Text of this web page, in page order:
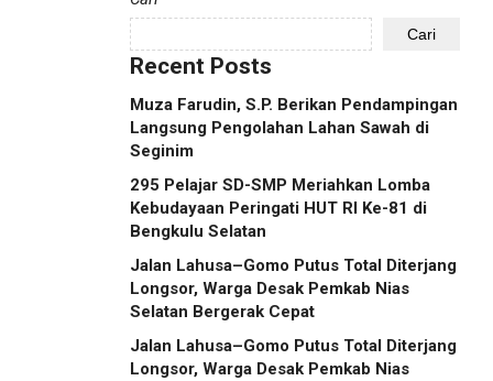
Cari
Recent Posts
Muza Farudin, S.P. Berikan Pendampingan
Langsung Pengolahan Lahan Sawah di
Seginim
295 Pelajar SD-SMP Meriahkan Lomba
Kebudayaan Peringati HUT RI Ke-81 di
Bengkulu Selatan
Jalan Lahusa–Gomo Putus Total Diterjang
Longsor, Warga Desak Pemkab Nias
Selatan Bergerak Cepat
Jalan Lahusa–Gomo Putus Total Diterjang
Longsor, Warga Desak Pemkab Nias